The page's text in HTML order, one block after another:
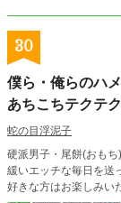
30
僕ら・俺らのハ
あちこちテクテ
蛇の目浮泥子
硬派男子・尾餅(おも
緩いエッチな毎日を送
好きな方はお楽しみい